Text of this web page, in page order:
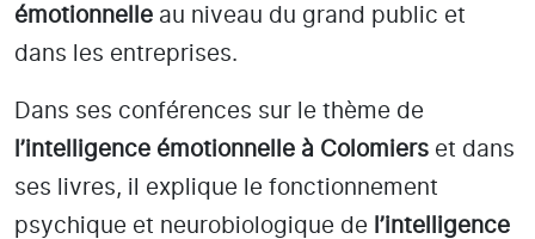
émotionnelle au niveau du grand public et
dans les entreprises.
Dans ses conférences sur le thème de
l’intelligence émotionnelle à Colomiers et dans
ses livres, il explique le fonctionnement
psychique et neurobiologique de l’intelligence